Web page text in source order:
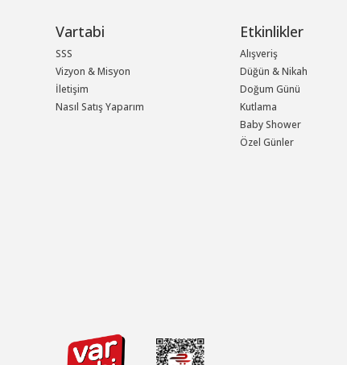
Vartabi
SSS
Vizyon & Misyon
İletişim
Nasıl Satış Yaparım
Etkinlikler
Alışveriş
Düğün & Nikah
Doğum Günü
Kutlama
Baby Shower
Özel Günler